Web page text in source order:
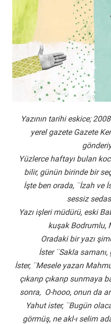
Yazının tarihi eskice;
yerel gazete Gazete
Yüzlerce haftayı bulan
bilir, günün birinde bir
İşte ben orada, ¨İzah ve
sessiz
Yazı işleri müdürü, eski
kuşak Bodrumlu,
Oradaki bir yazı
İster ¨Sakla
İster, ¨Mesele yazarı
çıkarıp çıkarıp sunmaya
sonra, O-hooo, onun da
Yahut ister, ¨Bugün
görmüş, ne akl-ı selim